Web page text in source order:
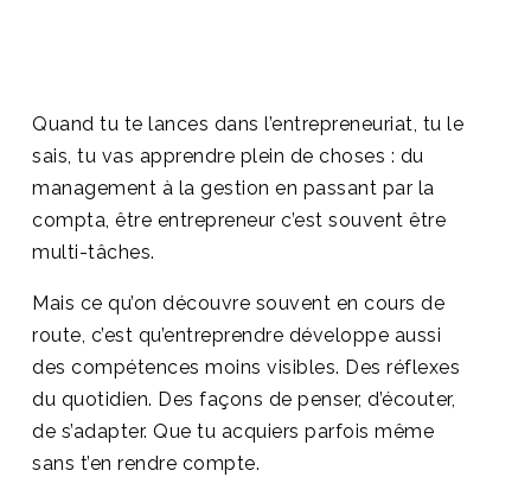
Quand tu te lances dans l’entrepreneuriat, tu le
sais, tu vas apprendre plein de choses : du
management à la gestion en passant par la
compta, être entrepreneur c’est souvent être
multi-tâches.
Mais ce qu’on découvre souvent en cours de
route, c’est qu’entreprendre développe aussi
des compétences moins visibles. Des réflexes
du quotidien. Des façons de penser, d’écouter,
de s’adapter. Que tu acquiers parfois même
sans t’en rendre compte.